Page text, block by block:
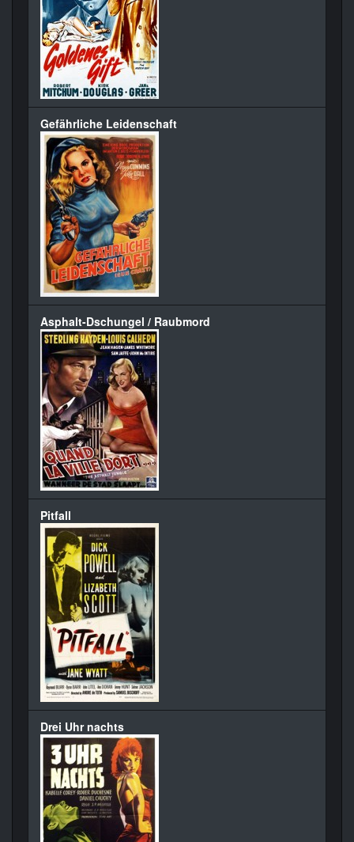
Gefährliche Leidenschaft
Asphalt-Dschungel / Raubmord
Pitfall
Drei Uhr nachts